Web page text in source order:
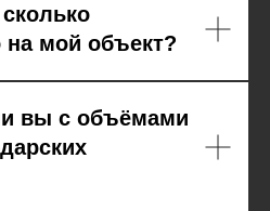
на мой объект?
вы с объёмами